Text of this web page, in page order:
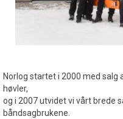
Norlog startet i 2000 med salg
høvler,
og i 2007 utvidet vi vårt brede
båndsagbrukene.